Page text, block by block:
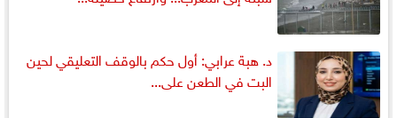
د. هبة عرابي: أول حكم بالوقف التعليقي لحين
البت في الطعن على...